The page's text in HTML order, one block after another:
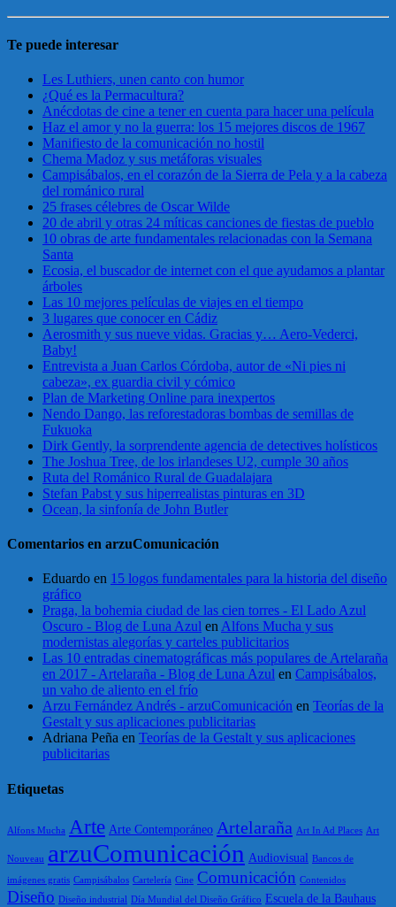
Te puede interesar
Les Luthiers, unen canto con humor
¿Qué es la Permacultura?
Anécdotas de cine a tener en cuenta para hacer una película
Haz el amor y no la guerra: los 15 mejores discos de 1967
Manifiesto de la comunicación no hostil
Chema Madoz y sus metáforas visuales
Campisábalos, en el corazón de la Sierra de Pela y a la cabeza
del románico rural
25 frases célebres de Oscar Wilde
20 de abril y otras 24 míticas canciones de fiestas de pueblo
10 obras de arte fundamentales relacionadas con la Semana
Santa
Ecosia, el buscador de internet con el que ayudamos a plantar
árboles
Las 10 mejores películas de viajes en el tiempo
3 lugares que conocer en Cádiz
Aerosmith y sus nueve vidas. Gracias y… Aero-Vederci,
Baby!
Entrevista a Juan Carlos Córdoba, autor de «Ni pies ni
cabeza», ex guardia civil y cómico
Plan de Marketing Online para inexpertos
Nendo Dango, las reforestadoras bombas de semillas de
Fukuoka
Dirk Gently, la sorprendente agencia de detectives holísticos
The Joshua Tree, de los irlandeses U2, cumple 30 años
Ruta del Románico Rural de Guadalajara
Stefan Pabst y sus hiperrealistas pinturas en 3D
Ocean, la sinfonía de John Butler
Comentarios en arzuComunicación
Eduardo en 15 logos fundamentales para la historia del diseño
gráfico
Praga, la bohemia ciudad de las cien torres - El Lado Azul
Oscuro - Blog de Luna Azul enAlfons Mucha y sus
modernistas alegorías y carteles publicitarios
Las 10 entradas cinematográficas más populares de Artelaraña
en 2017 - Artelaraña - Blog de Luna Azul en Campisábalos,
un vaho de aliento en el frío
Arzu Fernández Andrés - arzuComunicación en Teorías de la
Gestalt y sus aplicaciones publicitarias
Adriana Peña en Teorías de la Gestalt y sus aplicaciones
publicitarias
Etiquetas
Alfons Mucha Arte Arte Contemporáneo Artelaraña Art In Ad Places Art
Nouveau arzuComunicación Audiovisual Bancos de
imágenes gratis Campisábalos Cartelería Cine Comunicación Contenidos
Diseño Diseño industrial Día Mundial del Diseño Gráfico Escuela de la Bauhaus